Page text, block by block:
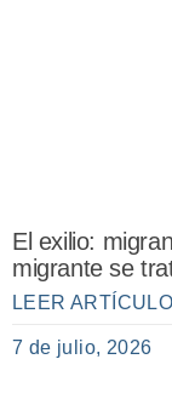
El exilio:
migrante se
LEER
7 de julio, 2026